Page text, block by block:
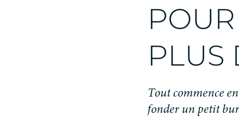
POUR
PLUS
Tout commence en
fonder un petit bur